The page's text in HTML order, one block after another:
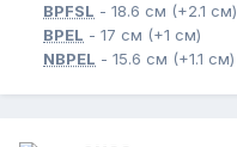
BPFSL - 18.6 см (+2.1 см)
BPEL - 17 см (+1 см)
NBPEL - 15.6 см (+1.1 см)